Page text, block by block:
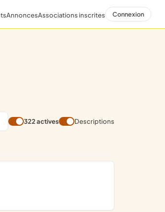
AnnoncesAssociations inscrites Connexion
322 actives Descriptions